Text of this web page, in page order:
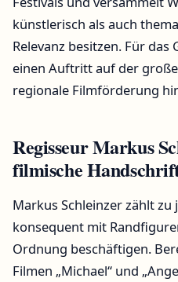
künstlerisch als auch
Relevanz besitzen. Für
einen Auftritt auf der
regionale Filmförderung
Regisseur Markus
filmische
Markus Schleinzer zählt zu
konsequent mit
Ordnung beschäftigen.
Filmen „Michael“ und